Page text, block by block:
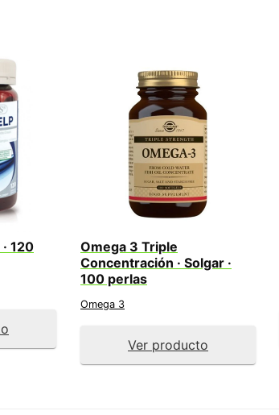
120
Omega 3 Triple
Concentración · Solgar ·
100 perlas
Omega 3
Ver producto